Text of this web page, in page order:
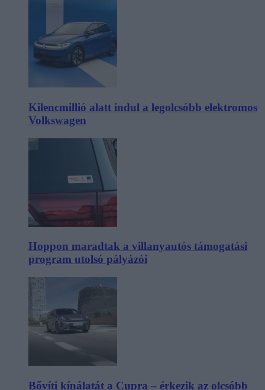
Kilencmillió alatt indul a legolcsóbb elektromos
Volkswagen
Hoppon maradtak a villanyautós támogatási
program utolsó pályázói
Bővíti kínálatát a Cupra – érkezik az olcsóbb